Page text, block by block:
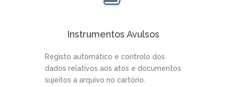
Instrumentos Avulsos
Registo automático e controlo dos
dados relativos aos atos e documentos
sujeitos a arquivo no cartório.